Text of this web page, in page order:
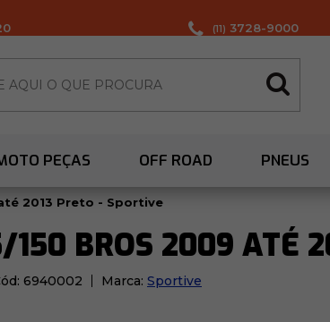
(11) 3728-9000
PEÇAS OFF ROAD PNEUS
2013 Preto - Sportive
BROS 2009 ATÉ
6940002 Marca: Sportive